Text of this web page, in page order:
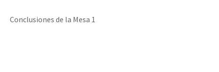
Conclusiones de la Mesa 1